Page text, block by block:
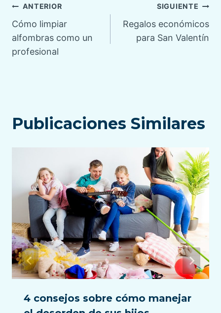
Navegación
de
entradas
ANTERIOR
Cómo limpiar
alfombras como un
profesional
SIGUIENTE
Regalos económicos
para San Valentín
Publicaciones Similares
4 consejos sobre cómo manejar